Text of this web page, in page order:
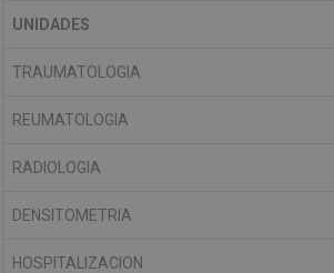
UNIDADES
TRAUMATOLOGIA
REUMATOLOGIA
RADIOLOGIA
DENSITOMETRIA
HOSPITALIZACION